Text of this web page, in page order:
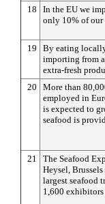
18
In the EU we
only 10% of our
19
By eating
importing from
extra-fresh
20
More than
employed in
is expected to
seafood is
21
The Seafood
Heysel,
largest seafood
1,600 exhibitors